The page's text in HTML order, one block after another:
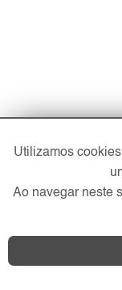
Utilizamos
Ao navegar neste